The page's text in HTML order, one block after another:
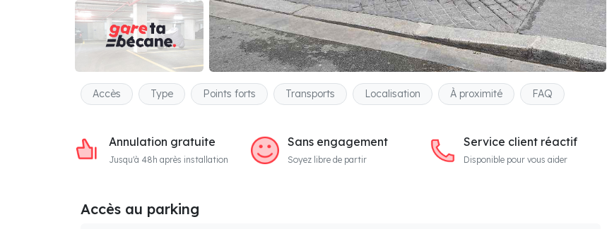
Accès Type Points forts Transports Localisation À proximité FAQ
Annulation gratuite
Jusqu'à 48h après installation
Sans engagement
Soyez libre de partir
Service client réactif
Disponible pour vous aider
Accès au parking